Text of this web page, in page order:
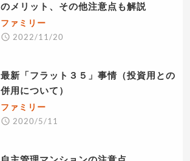
のメリット、その他注意点も解説
ファミリー
2022/11/20
最新「フラット３５」事情（投資用との
併用について）
ファミリー
2020/5/11